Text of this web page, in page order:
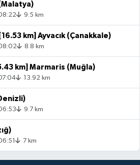
9.5 km
km] Ayvacık (Çanakkale)
8.8 km
km] Marmaris (Muğla)
13.92 km
9.7 km
7 km